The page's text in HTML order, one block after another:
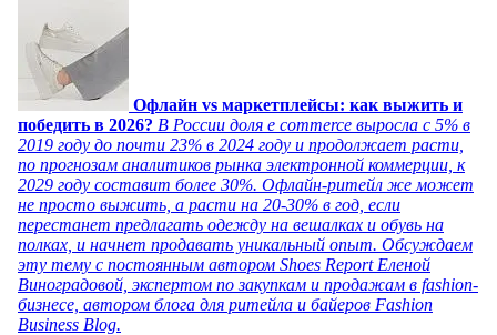
Офлайн vs маркетплейсы: как выжить и
победить в 2026? В России доля e commerce выросла с 5% в
2019 году до почти 23% в 2024 году и продолжает расти,
по прогнозам аналитиков рынка электронной коммерции, к
2029 году составит более 30%. Офлайн-ритейл же может
не просто выжить, а расти на 20-30% в год, если
перестанет предлагать одежду на вешалках и обувь на
полках, и начнет продавать уникальный опыт. Обсуждаем
эту тему с постоянным автором Shoes Report Еленой
Виноградовой, экспертом по закупкам и продажам в fashion-
бизнесе, автором блога для ритейла и байеров Fashion
Business Blog.